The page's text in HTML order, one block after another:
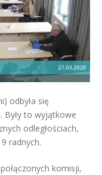
odbyła się
Były to wyjątkowe
odległościach,
radnych.
komisji,